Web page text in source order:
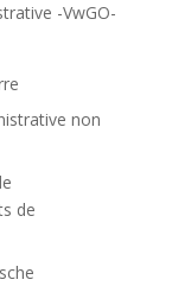
-VwGO-
non
de